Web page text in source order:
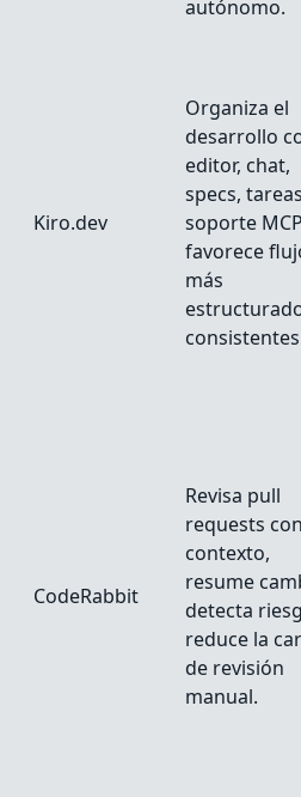
autónomo.
Kiro.dev
Organiza el
desarrollo
editor, chat,
specs,
soporte
favorece
más
CodeRabbit
Revisa pull
requests con
contexto,
resume
detecta
reduce la
de revisión
manual.